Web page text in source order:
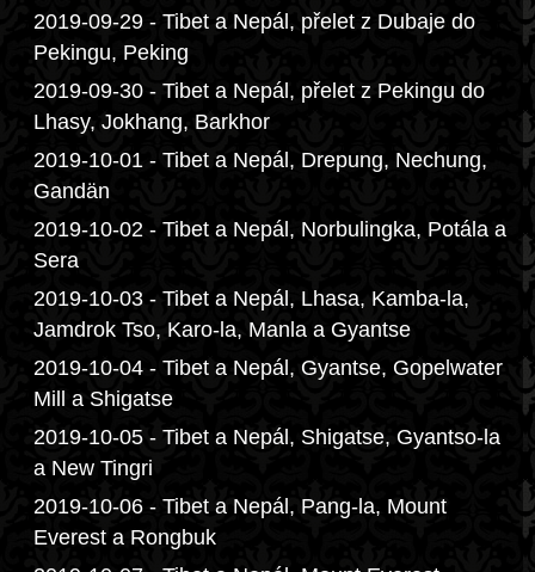
2019-09-29 - Tibet a Nepál, přelet z Dubaje do
Pekingu, Peking
2019-09-30 - Tibet a Nepál, přelet z Pekingu do
Lhasy, Jokhang, Barkhor
2019-10-01 - Tibet a Nepál, Drepung, Nechung,
Gandän
2019-10-02 - Tibet a Nepál, Norbulingka, Potála a
Sera
2019-10-03 - Tibet a Nepál, Lhasa, Kamba-la,
Jamdrok Tso, Karo-la, Manla a Gyantse
2019-10-04 - Tibet a Nepál, Gyantse, Gopelwater
Mill a Shigatse
2019-10-05 - Tibet a Nepál, Shigatse, Gyantso-la
a New Tingri
2019-10-06 - Tibet a Nepál, Pang-la, Mount
Everest a Rongbuk